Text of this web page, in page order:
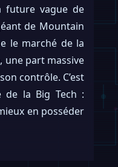
future vague de
de Mountain
le marché de la
une part massive
contrôle. C’est
de la Big Tech :
en posséder